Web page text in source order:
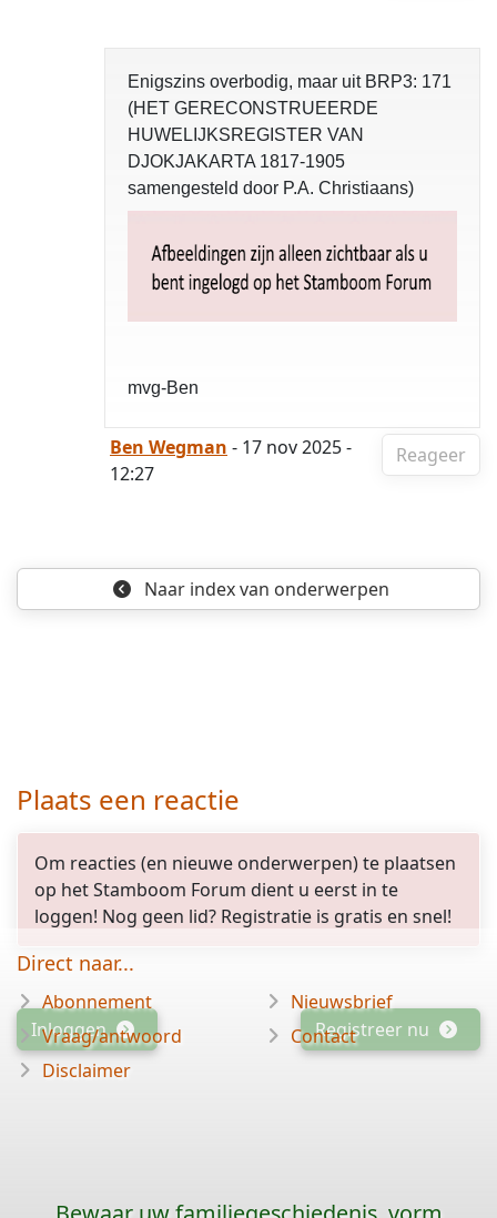
Enigszins overbodig, maar uit BRP3: 171
(HET GERECONSTRUEERDE
HUWELIJKSREGISTER VAN
DJOKJAKARTA 1817-1905
samengesteld door P.A. Christiaans)
mvg-Ben
Reageer
Ben Wegman - 17 nov 2025 -
12:27
Naar indexvan onderwerpen
Plaats een reactie
Om reacties (en nieuwe onderwerpen) te plaatsen
op het Stamboom Forum dient u eerst in te
loggen! Nog geen lid? Registratie is gratis en snel!
Inloggen Registreer nu
Direct naar...
Abonnement
Vraag/antwoord
Disclaimer
Nieuwsbrief
Contact